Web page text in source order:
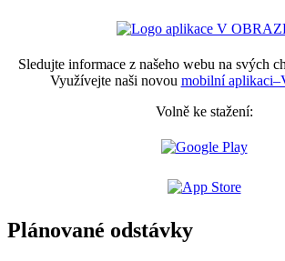
Sledujte informace z našeho webu na svých
Využívejte naši novou mobilní
Volně ke stažení:
Plánované odstávky